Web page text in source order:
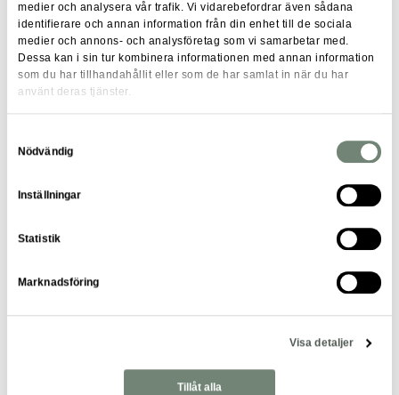
medier och analysera vår trafik. Vi vidarebefordrar även sådana
identifierare och annan information från din enhet till de sociala
medier och annons- och analysföretag som vi samarbetar med.
Dessa kan i sin tur kombinera informationen med annan information
som du har tillhandahållit eller som de har samlat in när du har
använt deras tjänster.
Nödvändig
Inställningar
Statistik
Marknadsföring
Visa detaljer
Tillåt alla
bemanningslösningen.
Optimering av kravprofilen för interimskonsulter:
permanenta roller.
Lyft uppdraget och förmåner
Besvara frågan ”
Vilka fördelar har konsulten av att välja
Kommunicera positiva aspekter av företagskulturen,
spännande projekt, tekniska innovationer, osv.